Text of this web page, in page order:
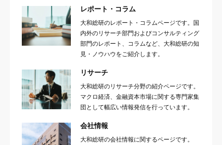
レポート・コラム
大和総研のレポート・コラムページです。国
内外のリサーチ部門およびコンサルティング
部門のレポート、コラムなど、大和総研の知
見・ノウハウをご紹介します。
リサーチ
大和総研のリサーチ分野の紹介ページです。
マクロ経済、金融資本市場に関する専門家集
団として幅広い情報発信を行っています。
会社情報
大和総研の会社情報に関するページです。